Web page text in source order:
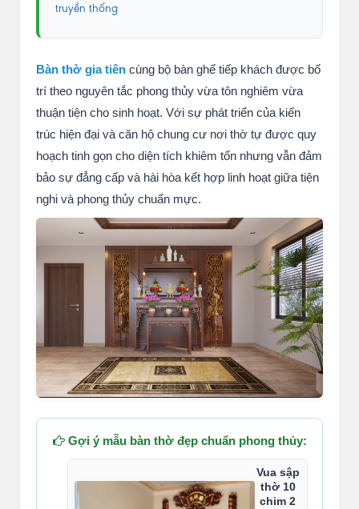
truyền thống
Bàn thờ gia tiên cùng bộ bàn ghế tiếp khách được bố
trí theo nguyên tắc phong thủy vừa tôn nghiêm vừa
thuận tiện cho sinh hoạt. Với sự phát triển của kiến
trúc hiện đại và căn hộ chung cư nơi thờ tự được quy
hoạch tinh gọn cho diện tích khiêm tốn nhưng vẫn đảm
bảo sự đẳng cấp và hài hòa kết hợp linh hoạt giữa tiện
nghi và phong thủy chuẩn mực.
Gợi ý mẫu bàn thờ đẹp chuẩn phong thủy:
Vua sập
thờ 10
chim 2